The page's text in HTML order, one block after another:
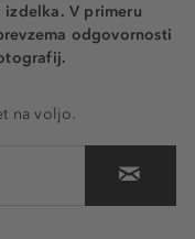
V primeru
odgovornosti
na voljo.